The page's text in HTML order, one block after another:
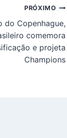
PRÓXIMO
do Copenhague,
comemora
e projeta
Champions